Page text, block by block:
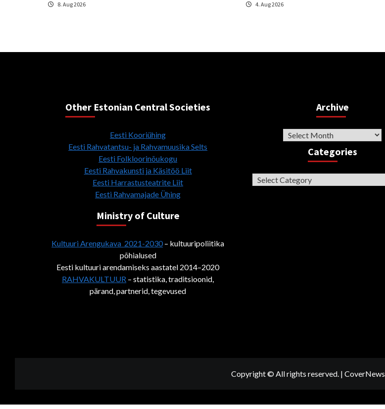
8. Aug 2026 4. Aug 2026
Other Estonian Central Societies
Eesti Kooriühing
Eesti Rahvatantsu- ja Rahvamuusika Selts
Eesti Folkloorinõukogu
Eesti Rahvakunsti ja Käsitöö Liit
Eesti Harrastusteatrite Liit
Eesti Rahvamajade Ühing
Ministry of Culture
Kultuuri Arengukava 2021-2030– kultuuripoliitika
põhialused
Eesti kultuuri arendamiseks aastatel 2014–2020
RAHVAKULTUUR – statistika, traditsioonid,
pärand, partnerid, tegevused
Archive
Archive
Categories
Categories
Copyright © All rights reserved. | CoverNews